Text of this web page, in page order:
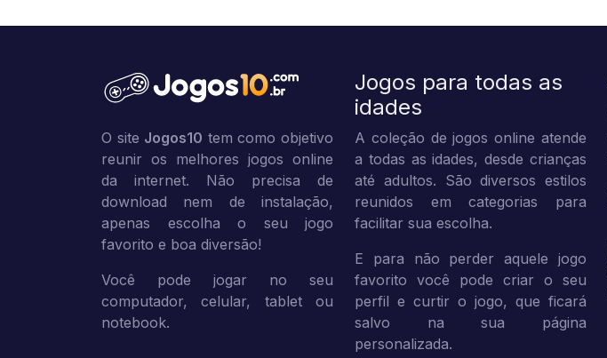
O site Jogos10 tem como objetivo
reunir os melhores jogos online
da internet. Não precisa de
download nem de instalação,
apenas escolha o seu jogo
favorito e boa diversão!
Você pode jogar no seu
computador, celular, tablet ou
notebook.
Jogos para todas as
idades
A coleção de jogos online atende
a todas as idades, desde crianças
até adultos. São diversos estilos
reunidos em categorias para
facilitar sua escolha.
E para não perder aquele jogo
favorito você pode criar o seu
perfil e curtir o jogo, que ficará
salvo na sua página
personalizada.